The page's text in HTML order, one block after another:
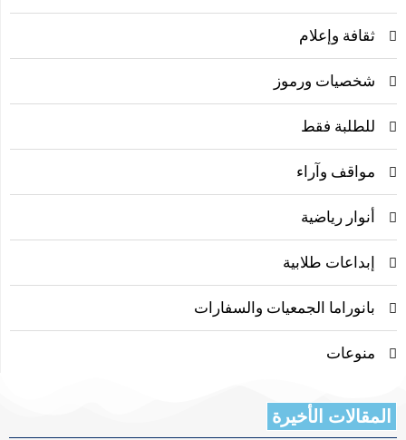
ثقافة وإعلام
شخصيات ورموز
للطلبة فقط
مواقف وآراء
أنوار رياضية
إبداعات طلابية
بانوراما الجمعيات والسفارات
منوعات
المقالات الأخيرة